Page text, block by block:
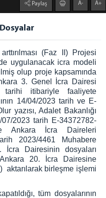
Paylaş A- A+
(Faz II) Projesi
uygulanacak icra modeli
olup proje kapsamında
3. Genel İcra Dairesi
tarihi itibariyle faaliyete
14/04/2023 tarih ve E-
yazısı, Adalet Bakanlığı
2023 tarih E-34372782-
Ankara İcra Daireleri
2023/4461 Muhabere
İcra Dairesinin dosyaları
20. İcra Dairesine
aktarılarak birleşme işlemi
tüm dosyalarının